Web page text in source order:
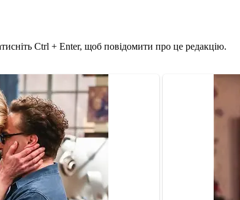
Ctrl + Enter, щоб повідомити про це редакцію.